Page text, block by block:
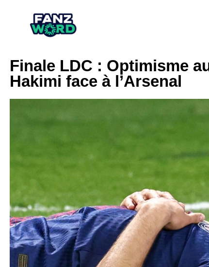
Finale LDC : Optimisme
Hakimi face à l’Arsenal